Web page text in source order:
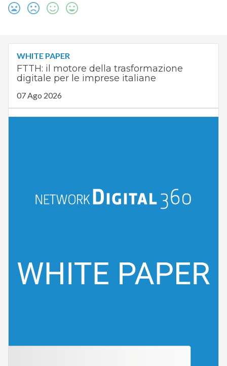
WHITE PAPER
FTTH: il motore della trasformazione
digitale per le imprese italiane
07 Ago 2026